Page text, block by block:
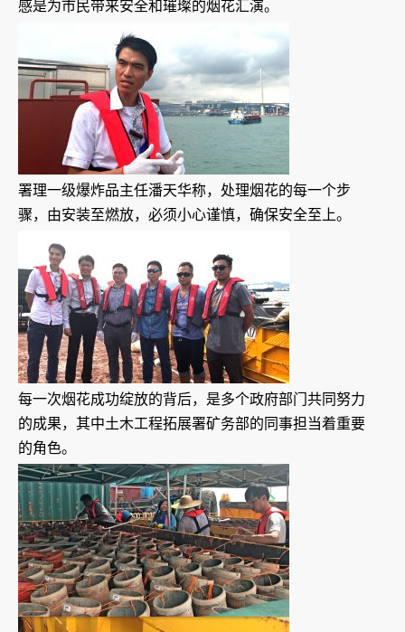
感是为市民带来安全和璀璨的烟花汇演。
署理一级爆炸品主任潘天华称，处理烟花的每一个步
骤，由安装至燃放，必须小心谨慎，确保安全至上。
每一次烟花成功绽放的背后，是多个政府部门共同努力
的成果，其中土木工程拓展署矿务部的同事担当着重要
的角色。